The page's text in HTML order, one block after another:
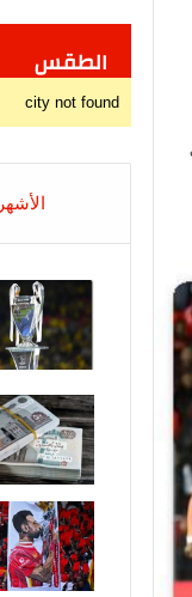
الطقس
city not found
الأشهر